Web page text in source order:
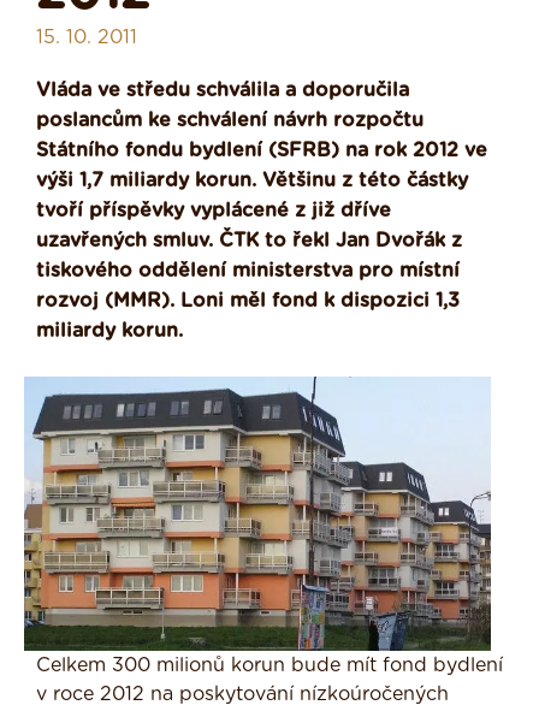
15. 10. 2011
Vláda ve středu schválila a doporučila
poslancům ke schválení návrh rozpočtu
Státního fondu bydlení (SFRB) na rok 2012 ve
výši 1,7 miliardy korun. Většinu z této částky
tvoří příspěvky vyplácené z již dříve
uzavřených smluv. ČTK to řekl Jan Dvořák z
tiskového oddělení ministerstva pro místní
rozvoj (MMR). Loni měl fond k dispozici 1,3
miliardy korun.
Celkem 300 milionů korun bude mít fond bydlení
v roce 2012 na poskytování nízkoúročených